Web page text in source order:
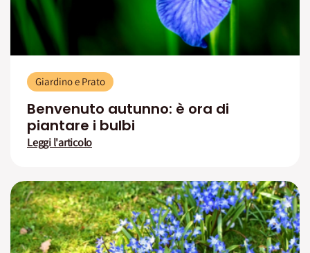
Giardino e Prato
Benvenuto autunno: è ora di
piantare i bulbi
Leggi l'articolo